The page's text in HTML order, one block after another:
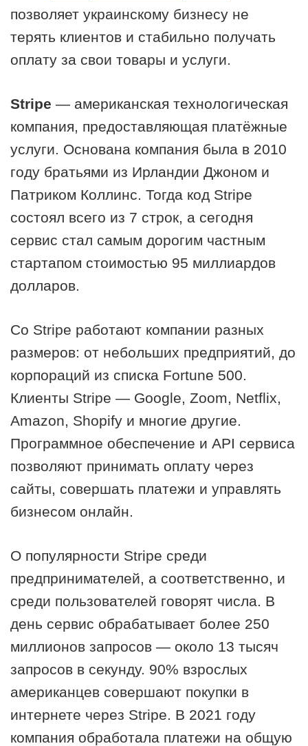
позволяет украинскому бизнесу не
терять клиентов и стабильно получать
оплату за свои товары и услуги.
Stripe — американская технологическая
компания, предоставляющая платёжные
услуги. Основана компания была в 2010
году братьями из Ирландии Джоном и
Патриком Коллинс. Тогда код Stripe
состоял всего из 7 строк, а сегодня
сервис стал самым дорогим частным
стартапом стоимостью 95 миллиардов
долларов.
Со Stripe работают компании разных
размеров: от небольших предприятий, до
корпораций из списка Fortune 500.
Клиенты Stripe — Google, Zoom, Netflix,
Amazon, Shopify и многие другие.
Программное обеспечение и API сервиса
позволяют принимать оплату через
сайты, совершать платежи и управлять
бизнесом онлайн.
О популярности Stripe среди
предпринимателей, а соответственно, и
среди пользователей говорят числа. В
день сервис обрабатывает более 250
миллионов запросов — около 13 тысяч
запросов в секунду. 90% взрослых
американцев совершают покупки в
интернете через Stripe. В 2021 году
компания обработала платежи на общую